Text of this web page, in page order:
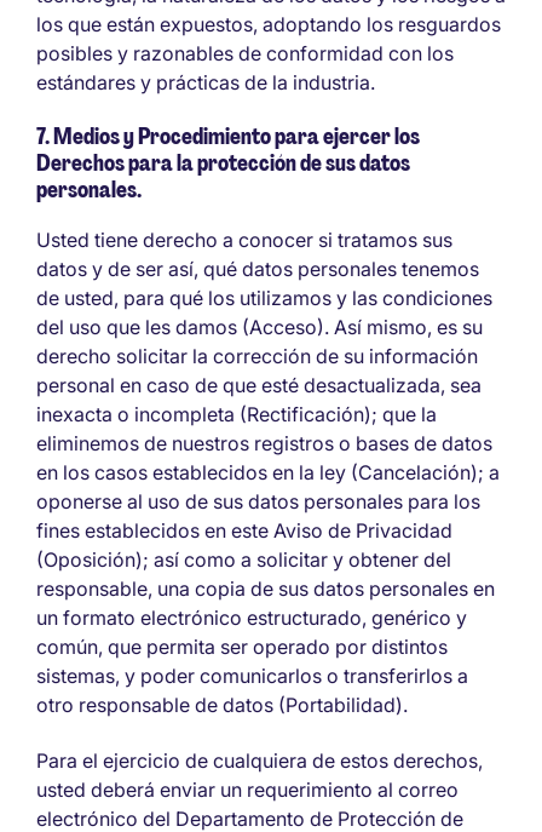
los que están expuestos, adoptando los resguardos
posibles y razonables de conformidad con los
estándares y prácticas de la industria.
7. Medios y Procedimiento para ejercer los
Derechos para la protección de sus datos
personales.
Usted tiene derecho a conocer si tratamos sus
datos y de ser así, qué datos personales tenemos
de usted, para qué los utilizamos y las condiciones
del uso que les damos (Acceso). Así mismo, es su
derecho solicitar la corrección de su información
personal en caso de que esté desactualizada, sea
inexacta o incompleta (Rectificación); que la
eliminemos de nuestros registros o bases de datos
en los casos establecidos en la ley (Cancelación); a
oponerse al uso de sus datos personales para los
fines establecidos en este Aviso de Privacidad
(Oposición); así como a solicitar y obtener del
responsable, una copia de sus datos personales en
un formato electrónico estructurado, genérico y
común, que permita ser operado por distintos
sistemas, y poder comunicarlos o transferirlos a
otro responsable de datos (Portabilidad).
Para el ejercicio de cualquiera de estos derechos,
usted deberá enviar un requerimiento al correo
electrónico del Departamento de Protección de